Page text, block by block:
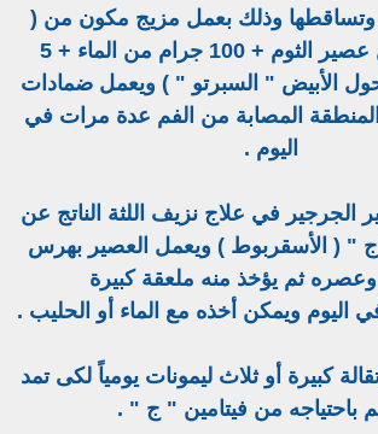
وتساقطها وذلك بعمل مزيج مكون من (
150 جراماً من عصير الثوم + 100 جرام من الماء + 5
الأبيض " السبرتو " ) ويعمل ضمادات
المصابة من الفم عدة مرات في
اليوم .
الجرجير في علاج نزيف اللثة الناتج عن
" ( الأسقربوط ) ويعمل العصير بهرس
وعصره ثم يؤخذ منه ملعقة كبيرة
كبيرة أو ثلاث ليمونات يومياً لكى تمد
باحتياجه من فيتامين " ج " .